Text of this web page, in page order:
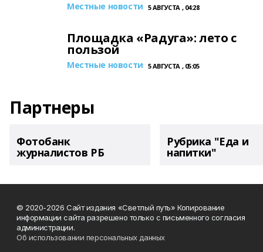
Местные новости 5 АВГУСТА , 04:28
Площадка «Радуга»: лето с
пользой
Местные новости 5 АВГУСТА , 05:05
Партнеры
Фотобанк
журналистов РБ
Рубрика "Еда и
напитки"
© 2020-2026 Сайт издания «Светлый путь» Копирование
информации сайта разрешено только с письменного согласия
администрации.
Об использовании персональных данных